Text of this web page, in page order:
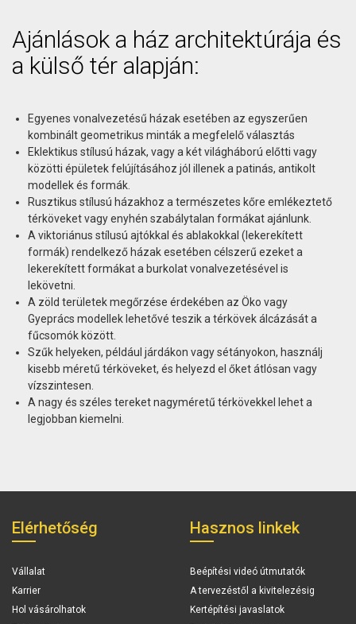
Ajánlások a ház architektúrája és
a külső tér alapján:
Egyenes vonalvezetésű házak esetében az egyszerűen
kombinált geometrikus minták a megfelelő választás
Eklektikus stílusú házak, vagy a két világháború előtti vagy
közötti épületek felújításához jól illenek a patinás, antikolt
modellek és formák.
Rusztikus stílusú házakhoz a természetes kőre emlékeztető
térköveket vagy enyhén szabálytalan formákat ajánlunk.
A viktoriánus stílusú ajtókkal és ablakokkal (lekerekített
formák) rendelkező házak esetében célszerű ezeket a
lekerekített formákat a burkolat vonalvezetésével is
lekövetni.
A zöld területek megőrzése érdekében az Öko vagy
Gyeprács modellek lehetővé teszik a térkövek álcázását a
fűcsomók között.
Szűk helyeken, például járdákon vagy sétányokon, használj
kisebb méretű térköveket, és helyezd el őket átlósan vagy
vízszintesen.
A nagy és széles tereket nagyméretű térkövekkel lehet a
legjobban kiemelni.
Elérhetőség
Vállalat
Karrier
Hol vásárolhatok
Hasznos linkek
Beépítési videó útmutatók
A tervezéstől a kivitelezésig
Kertépítési javaslatok